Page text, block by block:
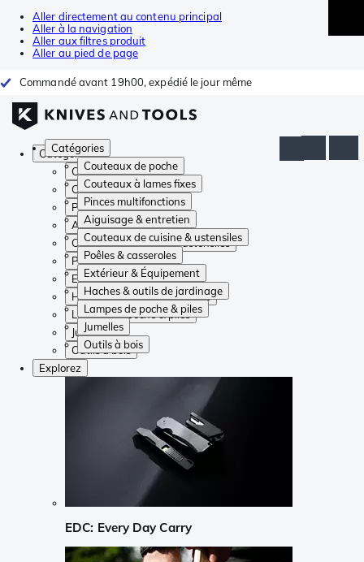
Aller directement au contenu principal
Aller à la navigation
Aller aux filtres produit
Aller au pied de page
Commandé avant 19h00, expédié le jour même
Catégories
Couteaux de poche
Couteaux à lames fixes
Pinces multifonctions
Aiguisage & entretien
Couteaux de cuisine & ustensiles
Poêles & casseroles
Extérieur & Équipement
Haches & outils de jardinage
Lampes de poche & piles
Jumelles
Outils à bois
Catégories
Couteaux de poche
Couteaux à lames fixes
Pinces multifonctions
Aiguisage & entretien
Couteaux de cuisine & ustensiles
Poêles & casseroles
Extérieur & Équipement
Haches & outils de jardinage
Lampes de poche & piles
Jumelles
Outils à bois
Explorez
EDC: Every Day Carry